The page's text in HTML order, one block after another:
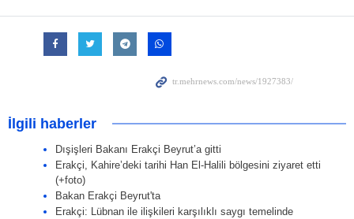
İlgili haberler
Dışişleri Bakanı Erakçi Beyrut’a gitti
Erakçi, Kahire’deki tarihi Han El-Halili bölgesini ziyaret etti
(+foto)
Bakan Erakçi Beyrut'ta
Erakçi: Lübnan ile ilişkileri karşılıklı saygı temelinde